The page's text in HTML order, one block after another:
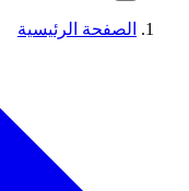
الصفحة الرئيسية